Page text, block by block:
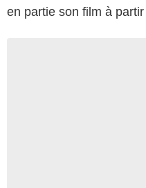
en partie son film à